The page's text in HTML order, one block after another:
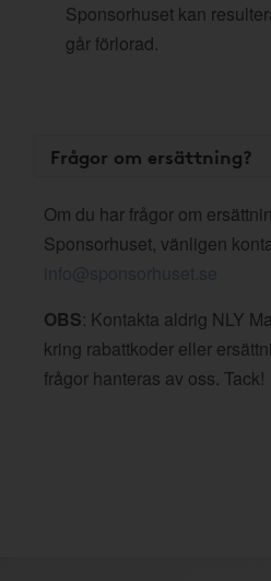
Sponsorhuset kan
går förlorad.
Frågor om ersättning?
Om du har frågor om
Sponsorhuset, vänligen
info@sponsorhuset.se
OBS: Kontakta aldrig NLY
kring rabattkoder eller
frågor hanteras av oss. Tack!